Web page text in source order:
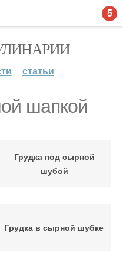
статьи
шапкой
Грудка под сырной
шубой
Грудка в сырной шубке
5